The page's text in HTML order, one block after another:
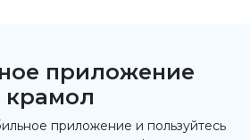
приложение
крамол
приложение и пользуйтесь